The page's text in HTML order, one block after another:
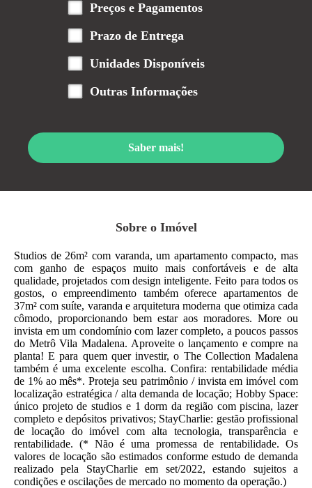
Sobre o Imóvel
Studios de 26m² com varanda, um apartamento compacto, mas
com ganho de espaços muito mais confortáveis e de alta
qualidade, projetados com design inteligente. Feito para todos os
gostos, o empreendimento também oferece apartamentos de
37m² com suíte, varanda e arquitetura moderna que otimiza cada
cômodo, proporcionando bem estar aos moradores. More ou
invista em um condomínio com lazer completo, a poucos passos
do Metrô Vila Madalena. Aproveite o lançamento e compre na
planta! E para quem quer investir, o The Collection Madalena
também é uma excelente escolha. Confira: rentabilidade média
de 1% ao mês*. Proteja seu patrimônio / invista em imóvel com
localização estratégica / alta demanda de locação; Hobby Space:
único projeto de studios e 1 dorm da região com piscina, lazer
completo e depósitos privativos; StayCharlie: gestão profissional
de locação do imóvel com alta tecnologia, transparência e
rentabilidade. (* Não é uma promessa de rentabilidade. Os
valores de locação são estimados conforme estudo de demanda
realizado pela StayCharlie em set/2022, estando sujeitos a
condições e oscilações de mercado no momento da operação.)
Preços e Pagamentos
Prazo de Entrega
Unidades Disponíveis
Outras Informações
Saber mais!